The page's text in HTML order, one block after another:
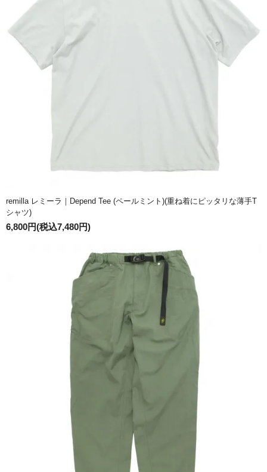
remilla レミーラ｜Depend Tee (ペールミント)(重ね着にピッタリな薄手T
シャツ)
6,800円(税込7,480円)